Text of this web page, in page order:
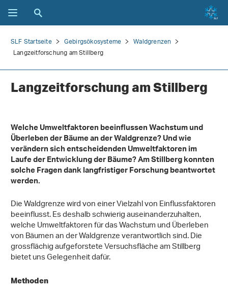
SLF Startseite Gebirgsökosysteme
Waldgrenzen
Langzeitforschung am Stillberg
Langzeitforschung am Stillberg
Welche Umweltfaktoren beeinflussen Wachstum und
Überleben der Bäume an der Waldgrenze? Und wie
verändern sich entscheidenden Umweltfaktoren im
Laufe der Entwicklung der Bäume? Am Stillberg konnten
solche Fragen dank langfristiger Forschung beantwortet
werden.
Die Waldgrenze wird von einer Vielzahl von Einflussfaktoren
beeinflusst. Es deshalb schwierig auseinanderzuhalten,
welche Umweltfaktoren für das Wachstum und Überleben
von Bäumen an der Waldgrenze verantwortlich sind. Die
grossflächig aufgeforstete Versuchsfläche am Stillberg
bietet uns Gelegenheit dafür.
Methoden